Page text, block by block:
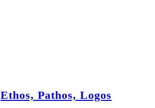
Ethos, Pathos, Logos